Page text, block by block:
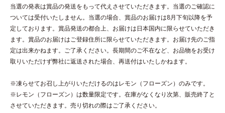
当選の発表は賞品の発送をもって代えさせていただきます。当選のご確認に
ついては受付いたしません。当選の場合、賞品のお届けは8月下旬以降を予
定しております。賞品発送の都合上、お届けは日本国内に限らせていただき
ます。賞品のお届けはご登録住所に限らせていただきます。お届け先のご指
定は出来かねます。ご了承ください。長期間のご不在など、お品物をお受け
取りいただけず弊社に返送された場合、再送付はいたしかねます。
※凍らせてお召し上がりいただけるのはレモン（フローズン）のみです。
※レモン（フローズン）は数量限定です。在庫がなくなり次第、販売終了と
させていただきます。売り切れの際はご了承ください。